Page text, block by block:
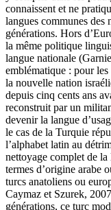
connaissent et ne
langues communes des
générations. Hors
la même politique
langue nationale
emblématique : pour
la nouvelle nation
depuis cinq cents ans
reconstruit par un
devenir la langue
le cas de la Turquie
l’alphabet latin au
nettoyage complet de
termes d’origine arabe
turcs anatoliens ou
Caymaz et Szurek,
générations, ce turc